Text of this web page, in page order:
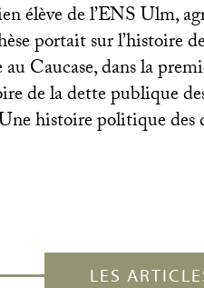
élève de l’ENSUlm,
portait sur l’histoire
Caucase, dans la
de la dette publique
histoire politique des
LES